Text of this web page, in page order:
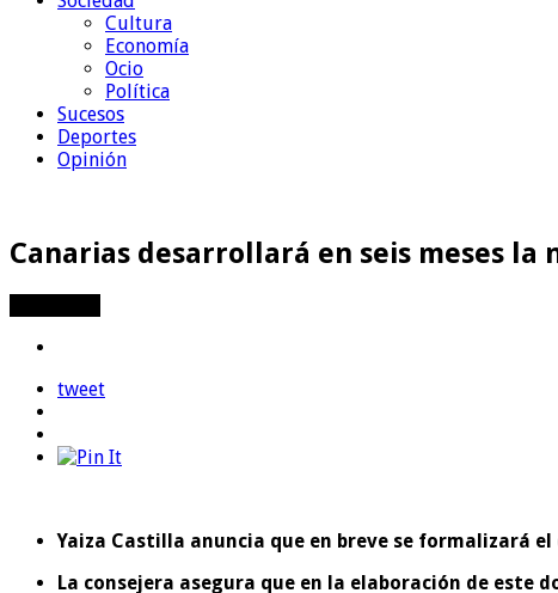
Cultura
Economía
Ocio
Política
Sucesos
Deportes
Opinión
Canarias desarrollará en seis meses
tweet
Yaiza Castilla anuncia que en breve se formalizará
La consejera asegura que en la elaboración de este